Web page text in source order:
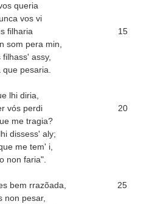
queria
vos vi
nen vus filharia 15
som pera min,
assy,
pesaria.
lhi diria,
ca per vós perdi 20
me tragia?
dissess' aly;
me tem' i,
non faria".
bem rrazõada, 25
non pesar,